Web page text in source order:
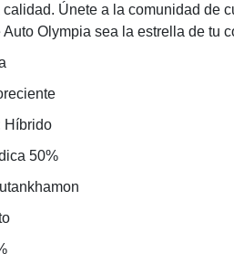
Únete a la comunidad de
Olympia sea la estrella de tu
Híbrido
50%